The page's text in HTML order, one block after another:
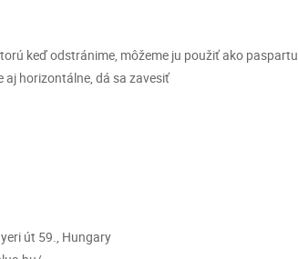
keď odstránime, môžeme ju použiť ako paspartu
horizontálne, dá sa zavesiť
út 59., Hungary